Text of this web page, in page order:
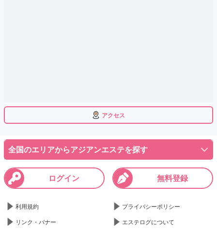
アクセス
全国のエリアからアジアンエステを探す
ログイン 無料登録
利用規約
プライバシーポリシー
リンク・バナー
エステログについて